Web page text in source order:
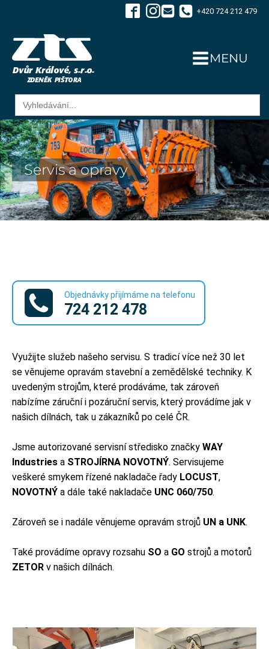
+420 724 212 479
MENU
Search
for:
Servis a opravy
Objednávky přijímáme na telefonu
724 212 478
Využijte služeb našeho servisu. S tradicí více než 30 let
se věnujeme opravám stavební a zemědělské techniky. K
uvedeným strojům, které prodáváme, tak zároveň
nabízíme záruční i pozáruční servis, který provádíme jak v
našich dílnách, tak u zákazníků po celé ČR.
Jsme autorizované servisní středisko značky WAY
Industries a STROJÍRNA NOVOTNÝ. Servisujeme
veškeré smykem řízené nakladače řady LOCUST,
NOVOTNÝ a dále také nakladače UNC 060/750.
Zároveň se i nadále věnujeme opravám strojů UN a UNK.
Také provádíme opravy rozsahu SO a GO strojů a motorů
ZETOR v našich dílnách.